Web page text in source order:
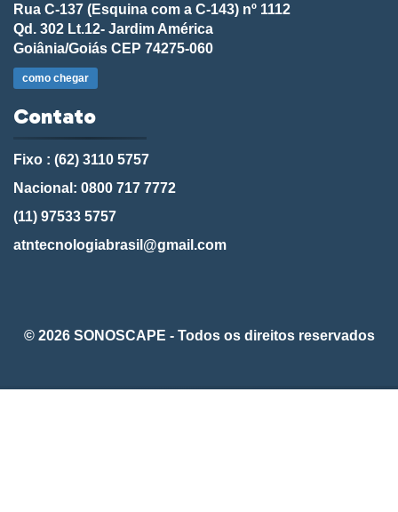
Rua C-137 (Esquina com a C-143) nº 1112
Qd. 302 Lt.12- Jardim América
Goiânia/Goiás CEP 74275-060
como chegar
Contato
Fixo : (62) 3110 5757
Nacional: 0800 717 7772
(11) 97533 5757
atntecnologiabrasil@gmail.com
© 2026 SONOSCAPE - Todos os direitos reservados